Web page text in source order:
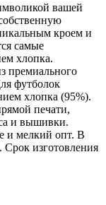
вашей
кроем и
самые
хлопка.
премиального
футболок
хлопка (95%).
печати,
и вышивки.
и мелкий опт. В
изготовления